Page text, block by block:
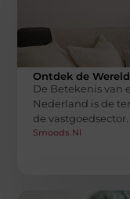
Ontdek de
De Betekenis van
Nederland is de
de vastgoedsector.
Smoods.nl